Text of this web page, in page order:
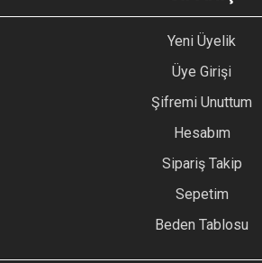
Yeni Üyelik
Üye Girişi
Şifremi Unuttum
Hesabım
Sipariş Takip
Sepetim
Beden Tablosu